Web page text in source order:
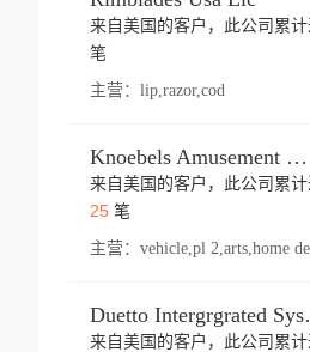
来自美国的客户，此公司累
笔
主营： lip,razor,cod
Knoebels Amusement Resort
来自美国的客户，此公司累
25笔
主营：
来自美国的客户，此公司累